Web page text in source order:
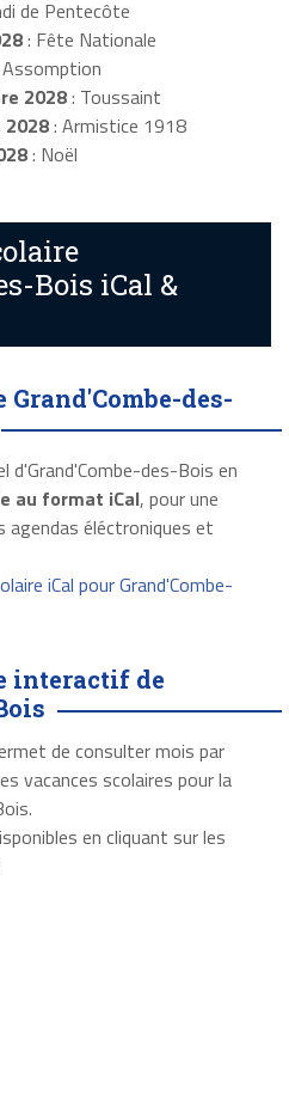
de Pentecôte
: Fête Nationale
2028: Toussaint
2028: Armistice 1918
: Noël
Bois iCal &
des-
d'Grand'Combe-des-Bois en
au format iCal, pour une
éléctroniques et
iCal pour Grand'Combe-
interactif de
de consulter mois par
vacances scolaires pour la
en cliquant sur les